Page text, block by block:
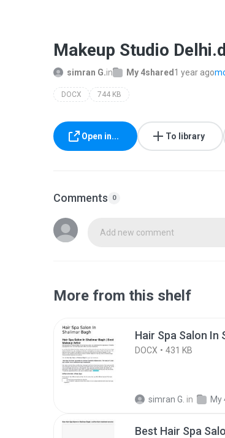
Makeup Studio
simran G.in My 4shared 1 year ago
DOCX 744 KB
Open in... To library
Comments 0
Add new comment
More from this shelf
Hair Spa Salon In
DOCX 431 KB
simran G. in My
Best Hair Spa